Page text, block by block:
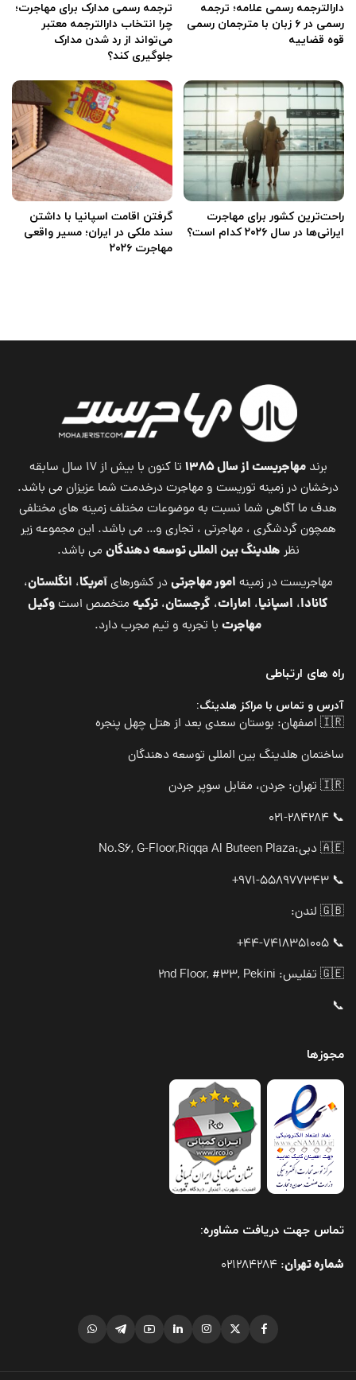
دارالترجمه رسمی علامه؛ ترجمه
رسمی در ۶ زبان با مترجمان رسمی
قوه قضاییه
ترجمه رسمی مدارک برای مهاجرت؛
چرا انتخاب دارالترجمه معتبر
می‌تواند از رد شدن مدارک
جلوگیری کند؟
راحت‌ترین کشور برای مهاجرت
ایرانی‌ها در سال ۲۰۲۶ کدام است؟
گرفتن اقامت اسپانیا با داشتن
سند ملکی در ایران؛ مسیر واقعی
مهاجرت ۲۰۲۶
برندمهاجریست از سال ۱۳۸۵
تا کنون با بیش از ۱۷ سال سابقه
درخشان در زمینه توریست و مهاجرت درخدمت شما عزیزان می باشد.
هدف ما آگاهی شما نسبت به موضوعات مختلف زمینه های مختلفی
همچون گردشگری ، مهاجرتی ، تجاری و… می باشد. این مجموعه زیر
نظر هلدینگ بین المللی توسعه دهندگان می باشد.
مهاجریست در زمینه امور مهاجرتیدر کشورهایآمریکا، انگلستان،
کانادا، اسپانیا، امارات، گرجستان، ترکیه متخصص استوکیل
مهاجرت با تجربه و تیم مجرب دارد.
راه های ارتباطی
آدرس و تماس با مراکز هلدینگ:
🇮🇷 اصفهان: بوستان سعدی بعد از هتل چهل پنجره
ساختمان هلدینگ بین المللی توسعه دهندگان
🇮🇷 تهران: جردن، مقابل سوپر جردن
📞 021-284284
🇦🇪 دبی:
No.S6, G-Floor,Riqqa Al Buteen Plaza
📞 971-558977343+
🇬🇧 لندن:
📞 44-7418351005+
🇬🇪 تفلیس: 2nd Floor, #33, Pekini
📞
مجوزها
تماس جهت دریافت مشاوره:
شماره تهران:
021284284